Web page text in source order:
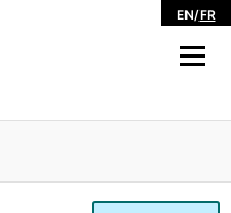
EN/FR